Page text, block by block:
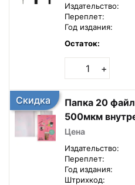
Издательство:
Переплет:
Год издания:
Остаток:
+
Скидка
Папка 20 файлов А4 Unicorn Cocktail
500мкм
Цена
Издательство:
Переплет:
Год издания:
Штрихкод: